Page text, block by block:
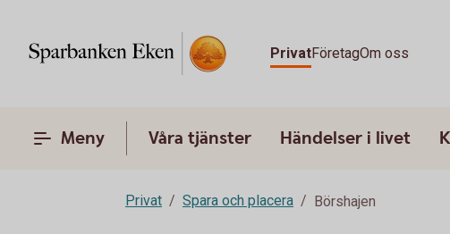
PrivatFöretagOm oss
Meny Våra tjänster Händelser i livet
Privat Spara och placera Börshajen